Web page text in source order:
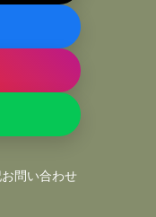
お問い合わせ